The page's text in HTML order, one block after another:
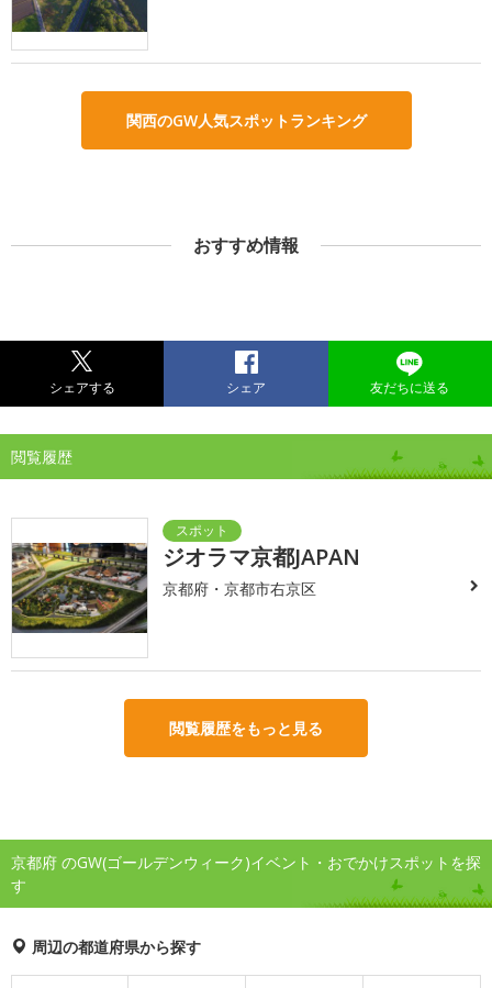
関西のGW人気スポットランキング
おすすめ情報
シェアする シェア 友だちに送る
閲覧履歴
ジオラマ京都JAPAN
京都府・京都市右京区
閲覧履歴をもっと見る
京都府 のGW(ゴールデンウィーク)イベント・おでかけスポットを探
す
周辺の都道府県から探す